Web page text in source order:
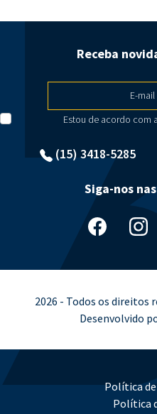
(15) 3418-5285
Receba
E-mail
Estou de acordo com
Siga-nos
2026 - Todos os direitos
Desenvolvido
Política
Política